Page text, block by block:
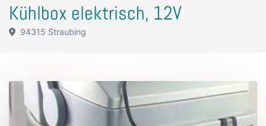
Kühlbox elektrisch, 12V
94315 Straubing